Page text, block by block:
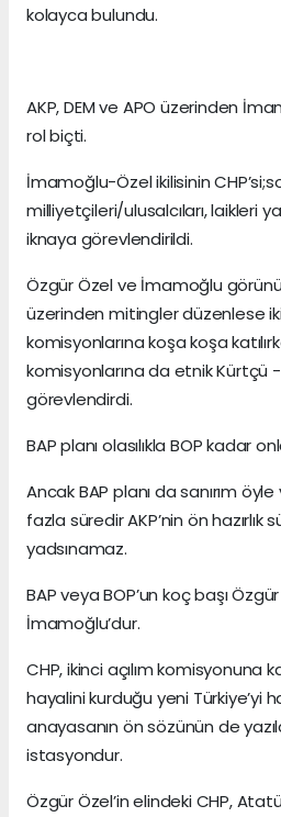
kolayca bulundu.
AKP, DEM ve APO üzerinden
rol biçti.
İmamoğlu-Özel ikilisinin
milliyetçileri/ulusalcıları, laikleri
iknaya görevlendirildi.
Özgür Özel ve İmamoğlu
üzerinden mitingler düzenlese
komisyonlarına koşa koşa
komisyonlarına da etnik Kürtçü
görevlendirdi.
BAP planı olasılıkla BOP kadar
Ancak BAP planı da sanırım
fazla süredir AKP’nin ön
yadsınamaz.
BAP veya BOP’un koç başı
İmamoğlu’dur.
CHP, ikinci açılım komisyonuna
hayalini kurduğu yeni Türkiye’yi
anayasanın ön sözünün de
istasyondur.
Özgür Özel’in elindeki CHP,